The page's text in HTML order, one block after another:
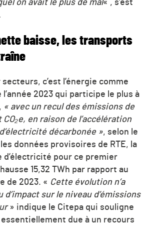
on avait le plus de mal« , s’est
baisse, les transports
c’est l’énergie comme
l’année 2023 qui participe le plus à
« avec un recul des émissions de
CO₂e, en raison de l’accélération
décarbonée », selon le
données provisoires de RTE, la
pour ce premier
15,32 TWh par rapport au
de 2023. « Cette évolution n’a
d’impact sur le niveau d’émissions
» indique le Citepa qui souligne
due à un recours